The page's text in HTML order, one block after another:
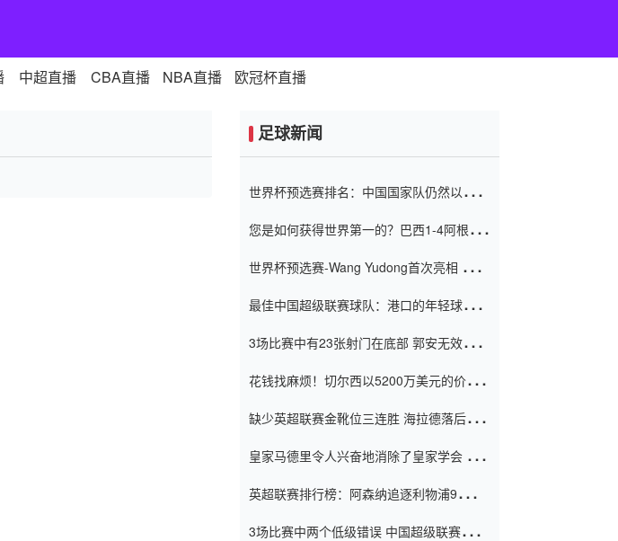
中超直播 CBA直播 NBA直播 欧冠杯直播
足球新闻
世界杯预选赛排名：中国国家队仍然以6分
您是如何获得世界第一的？巴西1-4阿根
世界杯预选赛-Wang Yudong首次亮相 中国
最佳中国超级联赛球队：港口的年轻球员在
（Taishan）
3场比赛中有23张射门在底部 郭安无效传球
花钱找麻烦！切尔西以5200万美元的价格
窗口
缺少英超联赛金靴位三连胜 海拉德落后6球
皇家马德里令人兴奋地消除了皇家学会 安
英超联赛排行榜：阿森纳追逐利物浦9分 曼
3场比赛中两个低级错误 中国超级联赛的前